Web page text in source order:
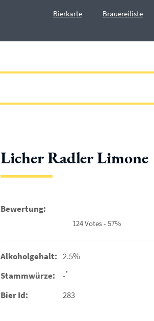
Bierkarte Brauereiliste
Licher Radler Limone
Bewertung:
124 Votes - 57%
Alkoholgehalt: 2.5%
Stammwürze:
-*
Bier Id: 283